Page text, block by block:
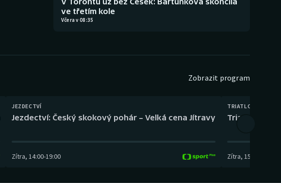
ve třetím kole
Včera v 08:35
Zobrazit program
JEZDECTVÍ
Jezdectví: Český skokový pohár – Velká cena Jítravy
Zítra, 14:00-19:00
TRIATLON
Triatlon:
Zítra, 15:00